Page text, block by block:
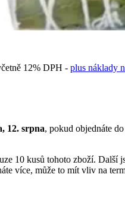
12% DPH - plus náklady
12. srpna, pokud objednáte do
10 kusů tohoto zboží. Další
více, může to mít vliv na